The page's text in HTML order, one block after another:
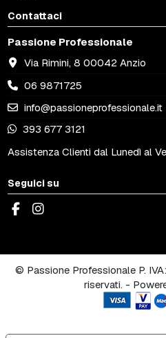
Contattaci
Passione Professionale
Via Rimini, 8 00042 Anzio
06 9871725
info@passioneprofessionale.it
393 677 3121
Assistenza Clienti dal Lunedì al
Seguici su
© Passione Professionale P.
riservati. -